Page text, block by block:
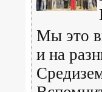
Мы это
и на